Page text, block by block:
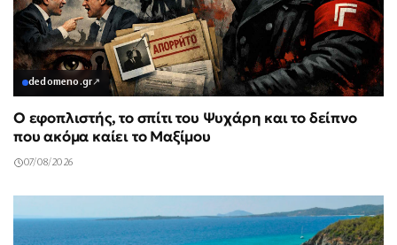
dedomeno.gr↗
Ο εφοπλιστής, το σπίτι του Ψυχάρη και το δείπνο
που ακόμα καίει το Μαξίμου
07/08/2026